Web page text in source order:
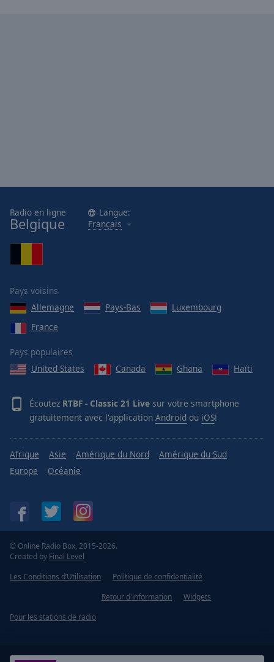
Radio en ligne
Belgique
Langue:
Français
Pays voisins
Allemagne
Pays-Bas
Luxembourg
France
Pays populaires
United States
Canada Ghana Haïti
Écoutez RTBF - Classic 21 Live sur votre smartphone
gratuitement avec l'application Android ou iOS!
Afrique Asie Amérique du Nord
Amérique du Sud
Europe
Océanie
© Online Radio Box, 2015-2026.
Created by Final Level
Les Conditions d’Utilisation
Politique de confidentialité
Retour d'information
Widgets
Pour les stations de radio